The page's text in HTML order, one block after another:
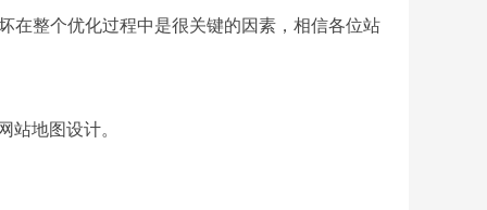
整个优化过程中是很关键的因素，相信各位站
地图设计。